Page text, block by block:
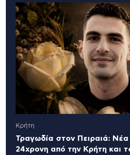
Κρήτη
Τραγωδία στον Πειραιά: Νέα
24χρονη από την Κρήτη και